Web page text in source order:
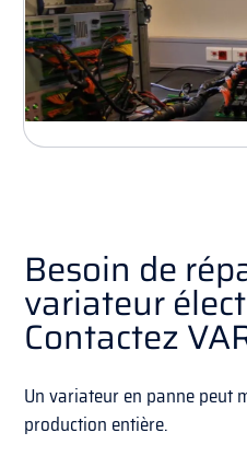
Besoin de
variateur
Contactez
Un variateur en panne peut
production entière.